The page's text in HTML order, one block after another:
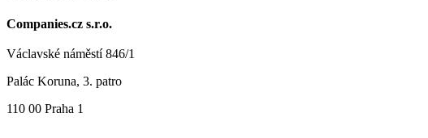
Companies.cz s.r.o.
Václavské náměstí 846/1
Palác Koruna, 3. patro
110 00 Praha 1